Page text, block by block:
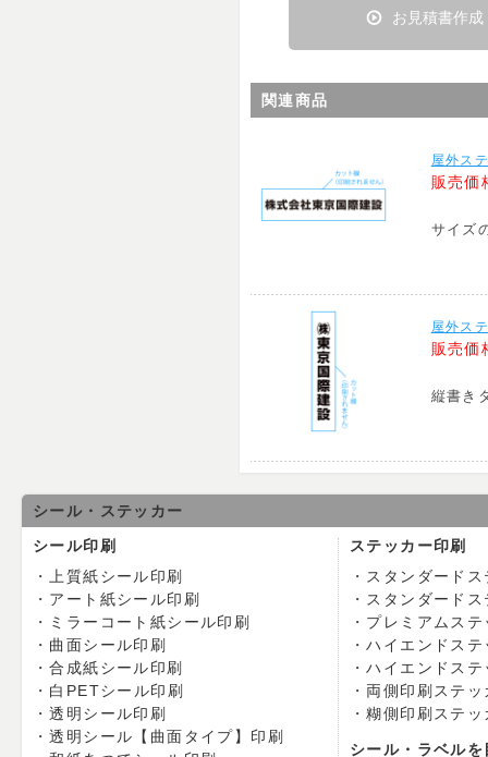
お見積書作成
関連商品
屋外ス
販売価
サイズ
屋外ス
販売価
縦書き
シール・ステッカー
シール印刷
上質紙シール印刷
アート紙シール印刷
ミラーコート紙シール印刷
曲面シール印刷
合成紙シール印刷
白PETシール印刷
透明シール印刷
透明シール【曲面タイプ】印刷
ステッカー印刷
スタンダード
スタンダード
プレミアムステ
ハイエンドステ
ハイエンドス
両側印刷ステッ
糊側印刷ステッ
シール・ラベル